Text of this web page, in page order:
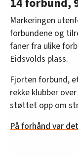
Markeringen
forbundene og
faner fra ulike
Eidsvolds plass.
Fjorten forbund,
rekke klubber
støttet opp om
På forhånd var